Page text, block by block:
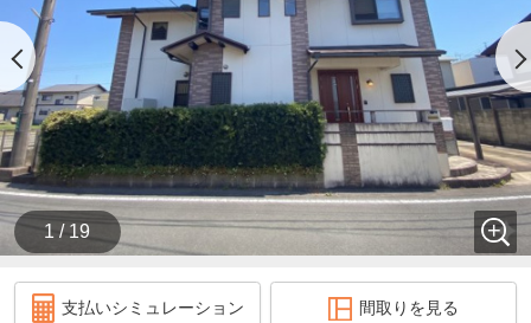
1 / 19
支払いシミュレーション 間取りを見る